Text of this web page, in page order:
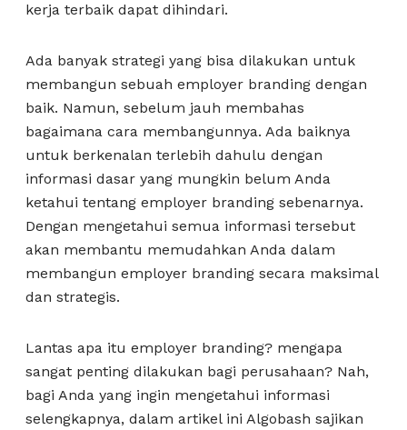
kerja terbaik dapat dihindari.
Ada banyak strategi yang bisa dilakukan untuk
membangun sebuah employer branding dengan
baik. Namun, sebelum jauh membahas
bagaimana cara membangunnya. Ada baiknya
untuk berkenalan terlebih dahulu dengan
informasi dasar yang mungkin belum Anda
ketahui tentang employer branding sebenarnya.
Dengan mengetahui semua informasi tersebut
akan membantu memudahkan Anda dalam
membangun employer branding secara maksimal
dan strategis.
Lantas apa itu employer branding? mengapa
sangat penting dilakukan bagi perusahaan? Nah,
bagi Anda yang ingin mengetahui informasi
selengkapnya, dalam artikel ini Algobash sajikan